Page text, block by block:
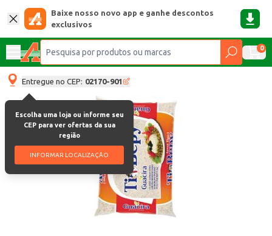
Baixe nosso novo app e ganhe descontos
exclusivos
0
Entregue no CEP: 02170-901
Escolha uma loja ou informe seu
CEP para ver ofertas da sua
região
INFORMAR LOCALIZAÇÃO